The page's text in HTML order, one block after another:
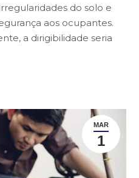
do solo e
aos ocupantes.
a dirigibilidade seria
MAR
1